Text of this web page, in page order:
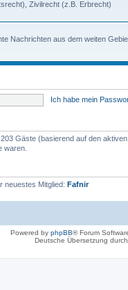
Zivilrecht (z.B. Erbrecht)
Nachrichten aus dem weiten
Ich habe mein
Gäste (basierend auf den
waren.
neuestes Mitglied: Fafnir
Powered by phpBB® Forum
Deutsche Übersetzung durch